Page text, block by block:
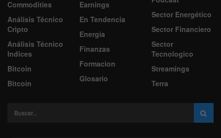
Commodities
Análisis Técnico
Cripto
Análisis Técnico
Indices
Bitcoin
Bitcoin
Earnings
En Tendencia
Energía
Finanzas
Formacion
Glosario
Sector Energético
Sector Financiero
Sector
Tecnologico
Streamings
Terra